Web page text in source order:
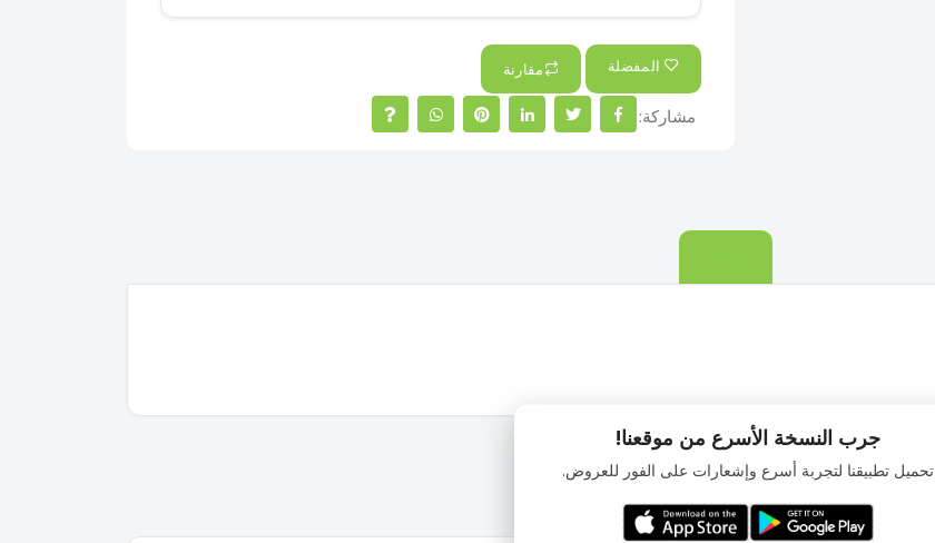
المفضلة مقارنة
مشاركة:
جرب النسخة الأسرع من موقعنا!
تحميل تطبيقنا لتجربة أسرع وإشعارات على الفور للعروض.